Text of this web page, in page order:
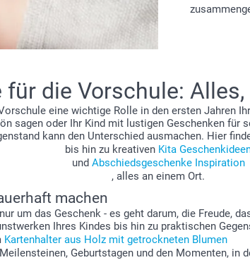
für die Vorschule:
eine wichtige Rolle in den ersten Jahren
sagen oder Ihr Kind mit lustigen Geschenken für
kann den Unterschied ausmachen. Hier
bis hin zu kreativen Kita
und Abschiedsgeschenke Inspiration
, alles an einem Ort.
machen
um das Geschenk - es geht darum, die Freude,
Ihres Kindes bis hin zu praktischen
Kartenhalter aus Holz mit getrockneten Blumen
Geburtstagen und den Momenten,